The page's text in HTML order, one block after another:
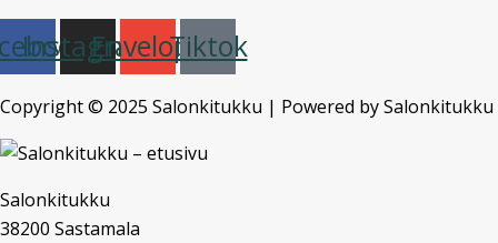
Instagram
EnvelopeTiktok
Copyright © 2025 Salonkitukku | Powered by Salonkitukku
Salonkitukku
38200 Sastamala